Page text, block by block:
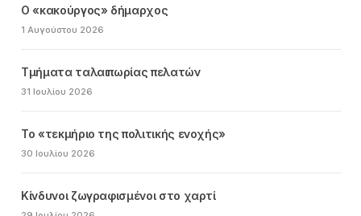
Ο «κακούργος» δήμαρχος
1 Αυγούστου 2026
Τμήματα ταλαιπωρίας πελατών
31 Ιουλίου 2026
Το «τεκμήριο της πολιτικής ενοχής»
30 Ιουλίου 2026
Κίνδυνοι ζωγραφισμένοι στο χαρτί